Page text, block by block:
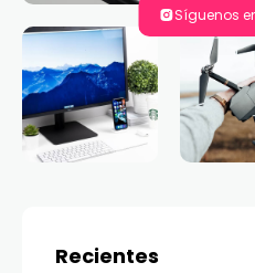
Síguenos
Recientes